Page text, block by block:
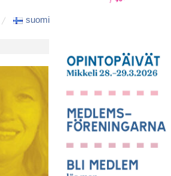
suomi